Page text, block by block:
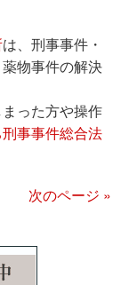
は、刑事事件・
物事件の解決
った方や操作
事事件総合法
次のページ »